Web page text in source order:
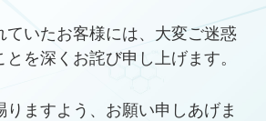
ていたお客様には、大変ご迷惑
を深くお詫び申し上げます。
ますよう、お願い申しあげま